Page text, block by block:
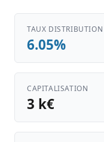
TAUX DISTRIBUTION
6.05%
CAPITALISATION
3 k€